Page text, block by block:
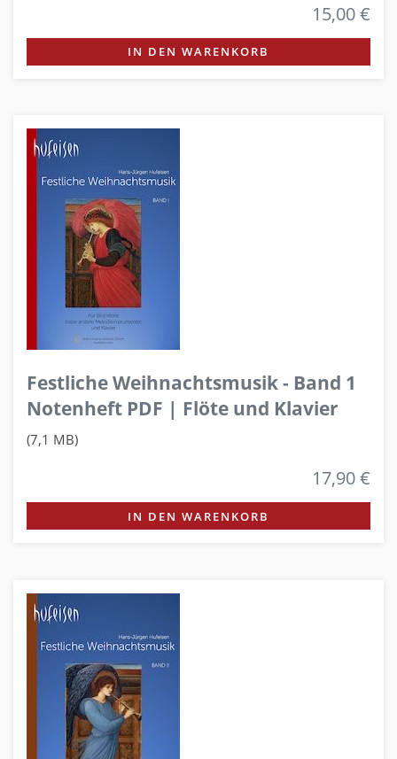
15,00 €
IN DEN WARENKORB
Festliche Weihnachtsmusik - Band 1
Notenheft PDF | Flöte und Klavier
(7,1 MB)
17,90 €
IN DEN WARENKORB